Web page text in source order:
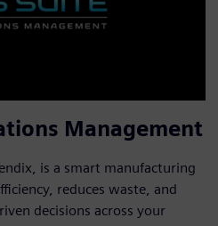
Management
is a smart manufacturing
reduces waste, and
decisions across your